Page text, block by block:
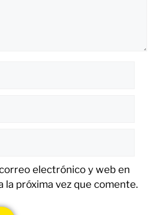
electrónico y web en
la próxima vez que comente.